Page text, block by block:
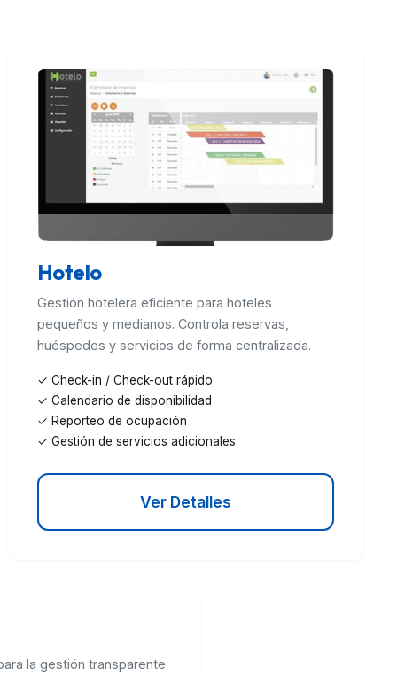
Hotelo
Gestión hotelera eficiente para hoteles
pequeños y medianos. Controla reservas,
huéspedes y servicios de forma centralizada.
✓ Check-in / Check-out rápido
✓ Calendario de disponibilidad
✓ Reporteo de ocupación
✓ Gestión de servicios adicionales
Ver Detalles
la gestión transparente